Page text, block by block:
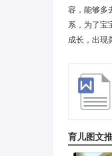
容，能够多
系，为了宝
成长，出现
育儿图文